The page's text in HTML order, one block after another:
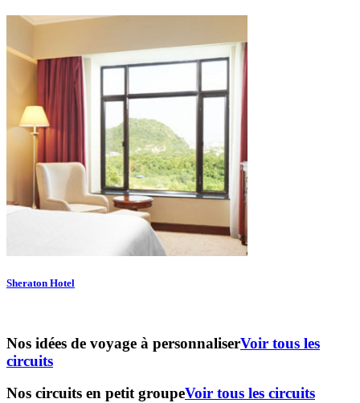
Sheraton Hotel
Nos idées de voyage à personnaliserVoir tous les
circuits
Nos circuits en petit groupeVoir tous les circuits